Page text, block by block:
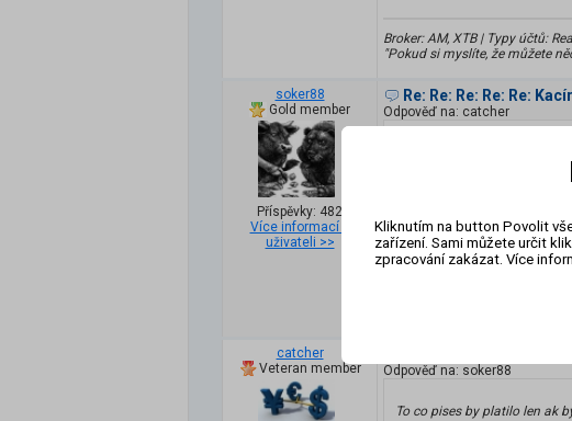
Broker: AM, XTB | Typy účtů:
"Pokud si myslíte, že můžete
soker88
Gold member
Příspěvky: 482
Více informací o
uživateli >>
Re: Re: Re: Re: Re:
Odpověď na: catcher
Inquisitor mě předběhl s
50:50. Pokud budeš
To co pises by platilo len ak
pisat nebude .. pretoze kazdy
catcher
Veteran member
Odpověď na: soker88
To co pises by platilo len ak
Kliknutím na button Povolit
zařízení. Sami můžete určit
zpracování zakázat. Více